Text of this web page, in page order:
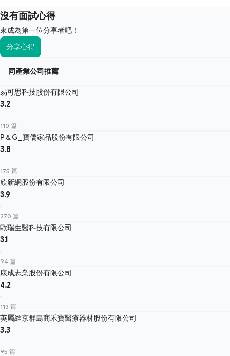
沒有面試心得
來成為第一位分享者吧！
分享心得
同產業公司推薦
易可思科技股份有限公司
3.2
·
110 篇
P＆G_寶僑家品股份有限公司
3.8
·
175 篇
欣新網股份有限公司
3.9
·
270 篇
歐瑞生醫科技有限公司
3.1
·
94 篇
康成志業股份有限公司
4.2
·
113 篇
英屬維京群島商禾寶醫療器材股份有限公司
3.3
·
95 篇